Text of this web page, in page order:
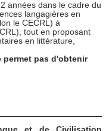
années dans le cadre du
langagières en
le CECRL) à
tout en proposant
en littérature,
permet pas d'obtenir